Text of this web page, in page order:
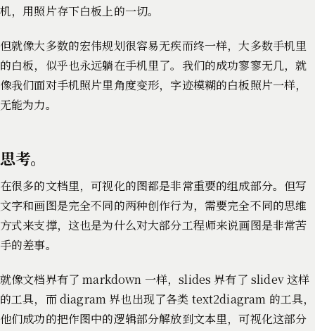
机，用照片存下白板上的一切。
但就像大多数的宏伟规划很容易无疾而终一样，大多数手机里
的白板，似乎也永远躺在手机里了。我们的成功寥寥无几，就
像我们面对手机照片里角度变形，字迹模糊的白板照片一样，
无能为力。
思考。
在很多的文档里，可视化的图都是非常重要的组成部分。但写
文字和画图是完全不同的两种创作行为，需要完全不同的思维
方式来支撑，这也是为什么对大部分工程师来说画图是非常苦
手的差事。
就像文档界有了 markdown 一样，slides 界有了 slidev 这样
的工具，而 diagram 界也出现了各类 text2diagram 的工具，
他们成功的把作图中的逻辑部分解放到文本里，可视化这部分